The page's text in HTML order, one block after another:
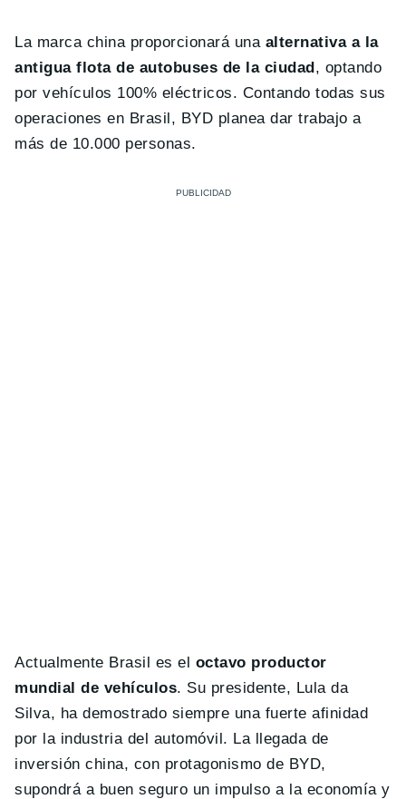
La marca china proporcionará una alternativa a la
antigua flota de autobuses de la ciudad, optando
por vehículos 100% eléctricos. Contando todas sus
operaciones en Brasil, BYD planea dar trabajo a
más de 10.000 personas.
Actualmente Brasil es el octavo productor
mundial de vehículos. Su presidente, Lula da
Silva, ha demostrado siempre una fuerte afinidad
por la industria del automóvil. La llegada de
inversión china, con protagonismo de BYD,
supondrá a buen seguro un impulso a la economía y